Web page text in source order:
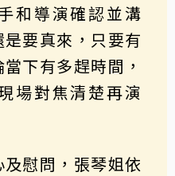
和導演確認並溝
要真來，只要有
下有多趕時間，
場對焦清楚再演
慰問，張琴姐依